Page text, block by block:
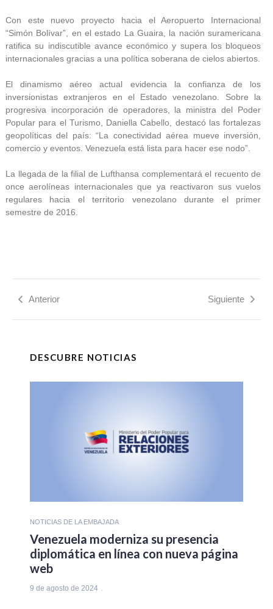
Con este nuevo proyecto hacia el Aeropuerto Internacional
“Simón Bolívar”, en el estado La Guaira, la nación suramericana
ratifica su indiscutible avance económico y supera los bloqueos
internacionales gracias a una política soberana de cielos abiertos.
El dinamismo aéreo actual evidencia la confianza de los
inversionistas extranjeros en el Estado venezolano. Sobre la
progresiva incorporación de operadores, la ministra del Poder
Popular para el Turismo, Daniella Cabello, destacó las fortalezas
geopolíticas del país: “La conectividad aérea mueve inversión,
comercio y eventos. Venezuela está lista para hacer ese nodo”.
La llegada de la filial de Lufthansa complementará el recuento de
once aerolíneas internacionales que ya reactivaron sus vuelos
regulares hacia el territorio venezolano durante el primer
semestre de 2016.
Anterior Siguiente
DESCUBRE NOTICIAS
NOTICIAS DE LA EMBAJADA
Venezuela moderniza su presencia
diplomática en línea con nueva página
web
9 de agosto de 2024